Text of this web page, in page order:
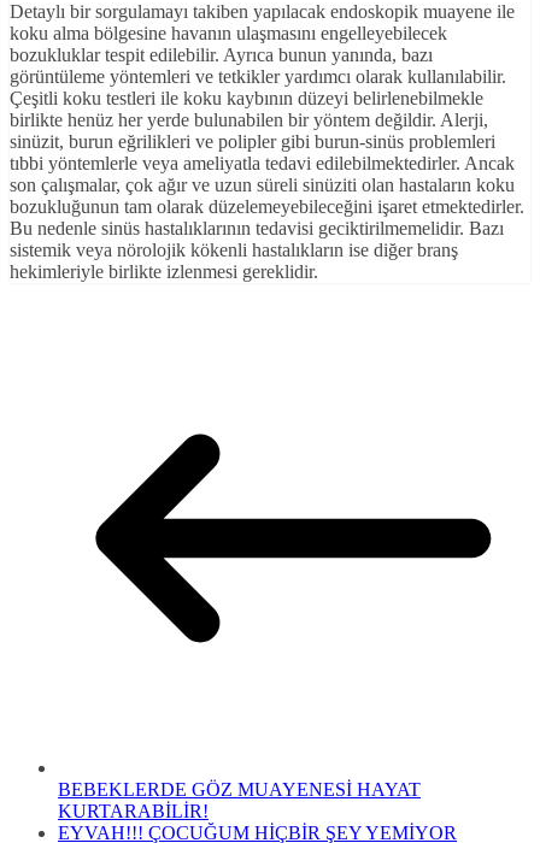
Detaylı bir sorgulamayı takiben yapılacak endoskopik muayene ile
koku alma bölgesine havanın ulaşmasını engelleyebilecek
bozukluklar tespit edilebilir. Ayrıca bunun yanında, bazı
görüntüleme yöntemleri ve tetkikler yardımcı olarak kullanılabilir.
Çeşitli koku testleri ile koku kaybının düzeyi belirlenebilmekle
birlikte henüz her yerde bulunabilen bir yöntem değildir. Alerji,
sinüzit, burun eğrilikleri ve polipler gibi burun-sinüs problemleri
tıbbi yöntemlerle veya ameliyatla tedavi edilebilmektedirler. Ancak
son çalışmalar, çok ağır ve uzun süreli sinüziti olan hastaların koku
bozukluğunun tam olarak düzelemeyebileceğini işaret etmektedirler.
Bu nedenle sinüs hastalıklarının tedavisi geciktirilmemelidir. Bazı
sistemik veya nörolojik kökenli hastalıkların ise diğer branş
hekimleriyle birlikte izlenmesi gereklidir.
BEBEKLERDE GÖZ MUAYENESİ HAYAT
KURTARABİLİR!
EYVAH!!! ÇOCUĞUM HİÇBİR ŞEY YEMİYOR